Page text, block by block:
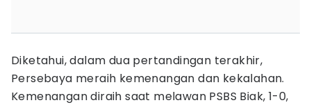
Diketahui, dalam dua pertandingan terakhir,
Persebaya meraih kemenangan dan kekalahan.
Kemenangan diraih saat melawan PSBS Biak, 1-0,